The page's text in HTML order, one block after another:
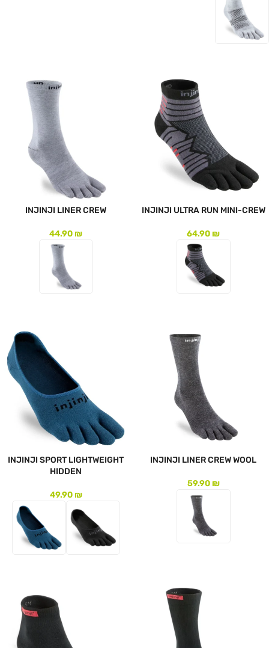
INJINJI ULTRA RUN MINI-CREW
64.90₪
INJINJI LINER CREW
44.90₪
INJINJI LINER CREW WOOL
59.90₪
INJINJI SPORT LIGHTWEIGHT
HIDDEN
49.90₪